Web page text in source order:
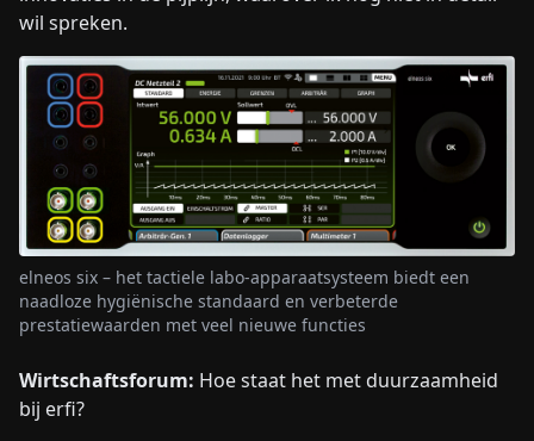
wil spreken.
elneos six – het tactiele labo-apparaatsysteem biedt een
naadloze hygiënische standaard en verbeterde
prestatiewaarden met veel nieuwe functies
Wirtschaftsforum: Hoe staat het met duurzaamheid
bij erfi?